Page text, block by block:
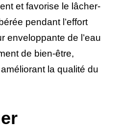
et favorise le lâcher-
pendant l’effort
enveloppante de l’eau
de bien-être,
la qualité du